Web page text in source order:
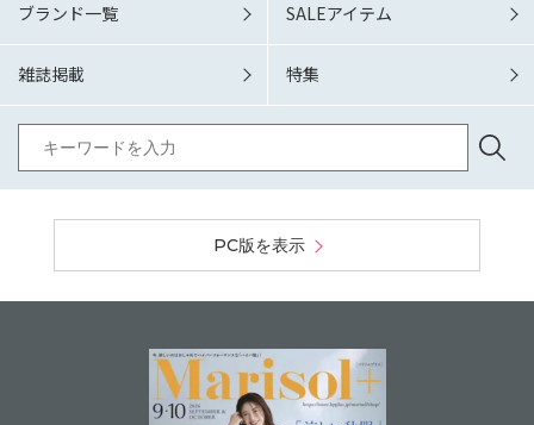
ブランド一覧 SALEアイテム
雑誌掲載 特集
PC版を表示